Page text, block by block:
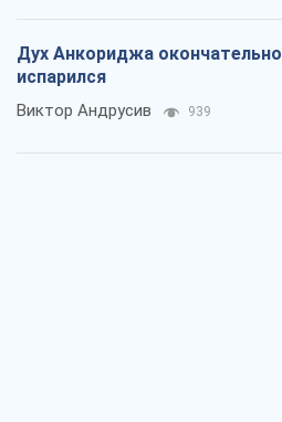
Дух Анкориджа окончательно
испарился
Виктор Андрусив 939